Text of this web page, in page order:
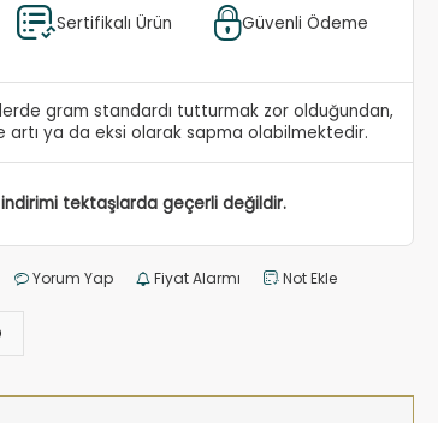
Sertifikalı Ürün Güvenli Ödeme
gram standardı tutturmak zor olduğundan,
ya da eksi olarak sapma olabilmektedir.
tektaşlarda geçerli değildir.
Yorum Yap Fiyat Alarmı Not Ekle